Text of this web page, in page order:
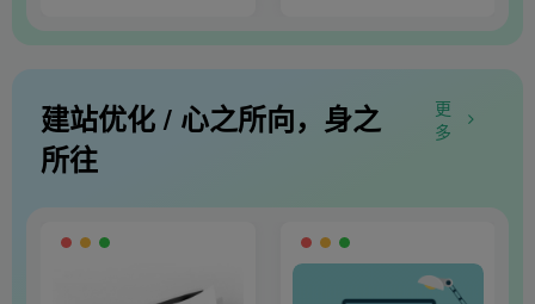
建站优化 / 心之所向，身之
所往
更
多